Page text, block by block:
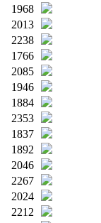
1968
2013
2238
1766
2085
1946
1884
2353
1837
1892
2046
2267
2024
2212